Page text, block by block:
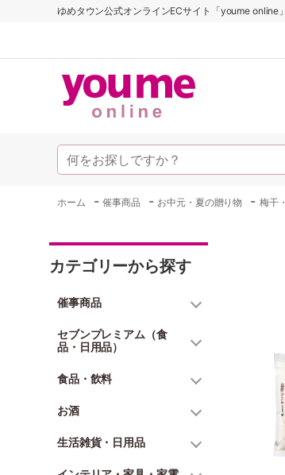
ゆめタウン公式オンラインECサイト「youme online」
ホーム -催事商品 - お中元・夏の贈り物 - 梅干
カテゴリーから探す
催事商品
セブンプレミアム（食
品・日用品）
食品・飲料
お酒
生活雑貨・日用品